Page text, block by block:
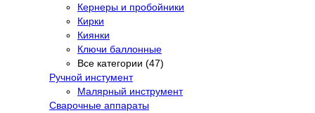
Кернеры и пробойники
Кирки
Киянки
Ключи баллонные
Все категории (47)
Ручной инстумент
Малярный инструмент
Сварочные аппараты